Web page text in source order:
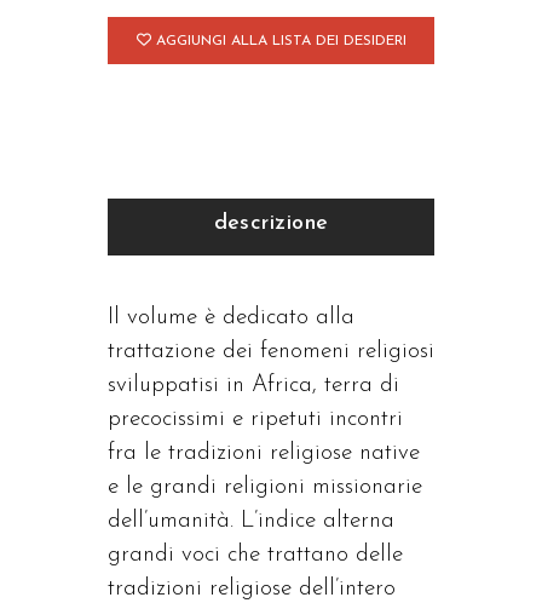
AGGIUNGI ALLA LISTA DEI DESIDERI
descrizione
Il volume è dedicato alla
trattazione dei fenomeni religiosi
sviluppatisi in Africa, terra di
precocissimi e ripetuti incontri
fra le tradizioni religiose native
e le grandi religioni missionarie
dell’umanità. L’indice alterna
grandi voci che trattano delle
tradizioni religiose dell’intero